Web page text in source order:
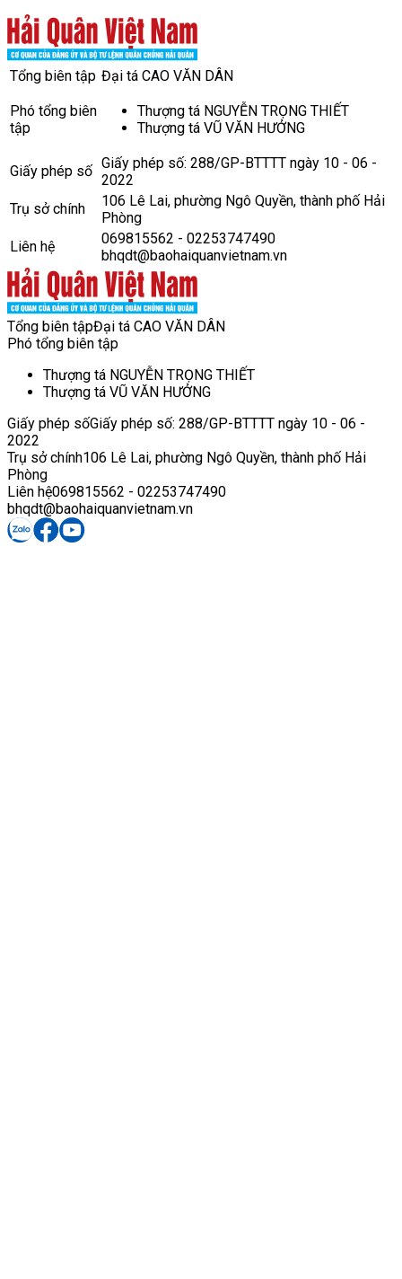
Tổng biên tập Đại tá CAO VĂN DÂN
Phó tổng biên
tập
Thượng tá NGUYỄN TRỌNG THIẾT
Thượng tá VŨ VĂN HƯỞNG
Giấy phép số Giấy phép số: 288/GP-BTTTT ngày 10 - 06 -
2022
Trụ sở chính
106 Lê Lai, phường Ngô Quyền, thành phố Hải
Phòng
Liên hệ
069815562 - 02253747490
bhqdt@baohaiquanvietnam.vn
Tổng biên tậpĐại tá CAO VĂN DÂN
Phó tổng biên tập
Thượng tá NGUYỄN TRỌNG THIẾT
Thượng tá VŨ VĂN HƯỞNG
Giấy phép sốGiấy phép số: 288/GP-BTTTT ngày 10 - 06 -
2022
Trụ sở chính106 Lê Lai, phường Ngô Quyền, thành phố Hải
Phòng
Liên hệ069815562 - 02253747490
bhqdt@baohaiquanvietnam.vn